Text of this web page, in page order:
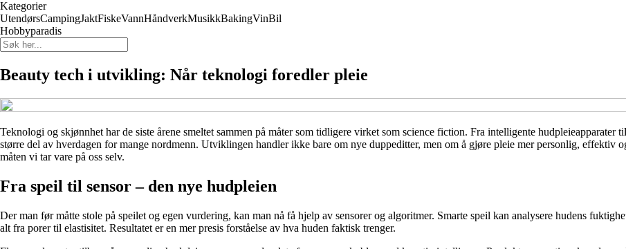
Kategorier
UtendørsCampingJaktFiskeVannHåndverkMusikkBakingVinBil
Hobbyparadis
Beauty tech i utvikling: Når teknologi foredler pleie
Teknologi og skjønnhet har de siste årene smeltet sammen på måter som tidligere virket som science fiction. Fra intelligente hudpleieapparater
større del av hverdagen for mange nordmenn. Utviklingen handler ikke bare om nye duppeditter, men om å gjøre pleie mer personlig, effektiv
måten vi tar vare på oss selv.
Fra speil til sensor – den nye hudpleien
Der man før måtte stole på speilet og egen vurdering, kan man nå få hjelp av sensorer og algoritmer. Smarte speil kan analysere hudens
alt fra porer til elastisitet. Resultatet er en mer presis forståelse av hva huden faktisk trenger.